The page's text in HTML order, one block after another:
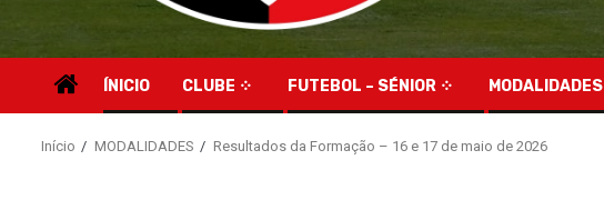
ÍNICIO CLUBE FUTEBOL – SÉNIOR MODALIDADES
Início MODALIDADES Resultados da Formação – 16 e 17 de maio de 2026